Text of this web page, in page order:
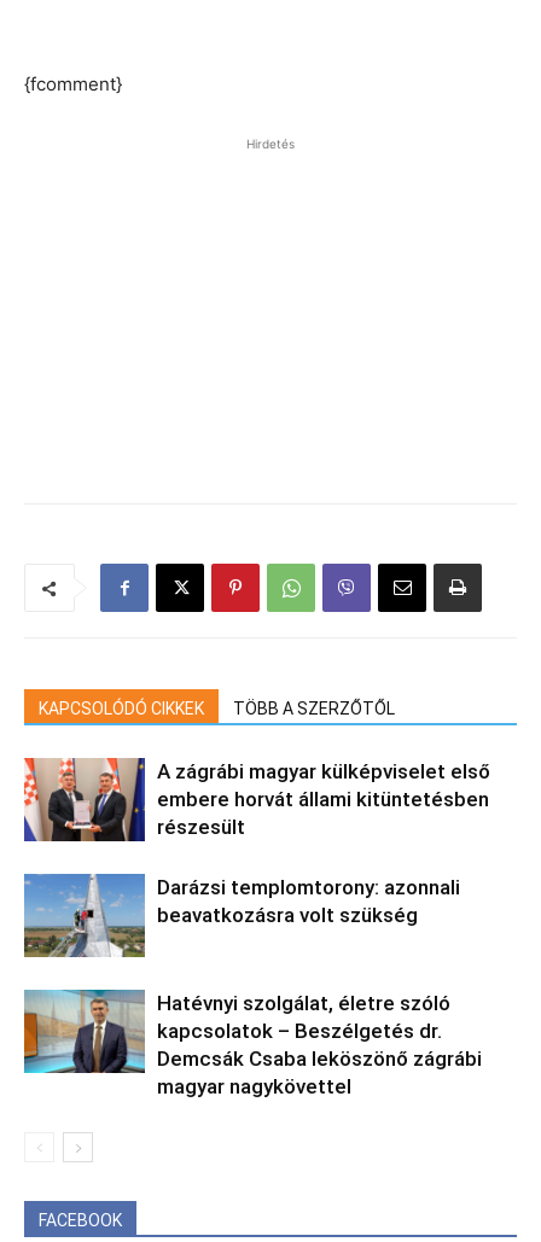
{fcomment}
Hirdetés
KAPCSOLÓDÓ CIKKEK TÖBB A SZERZŐTŐL
A zágrábi magyar külképviselet első
embere horvát állami kitüntetésben
részesült
Darázsi templomtorony: azonnali
beavatkozásra volt szükség
Hatévnyi szolgálat, életre szóló
kapcsolatok – Beszélgetés dr.
Demcsák Csaba leköszönő zágrábi
magyar nagykövettel
FACEBOOK